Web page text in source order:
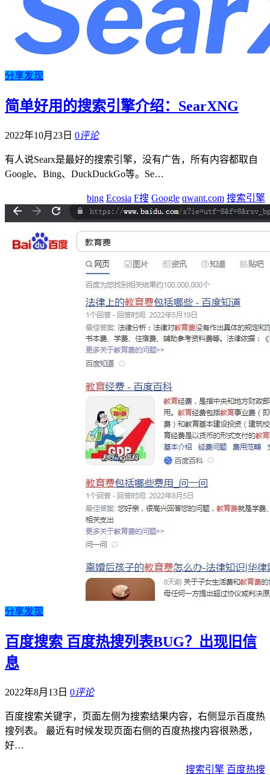
分享发现
简单好用的搜索引擎介绍：SearXNG
2022年10月23日 0评论
有人说Searx是最好的搜索引擎，没有广告，所有内容都取自
Google、Bing、DuckDuckGo等。Se…
bing Ecosia F搜 Google qwant.com 搜索引擎
分享发现
百度搜索 百度热搜列表BUG？出现旧信
息
2022年8月13日 0评论
百度搜索关键字，页面左侧为搜索结果内容，右侧显示百度热
搜列表。 最近有时候发现页面右侧的百度热搜内容很熟悉，
好…
搜索引擎 百度热搜